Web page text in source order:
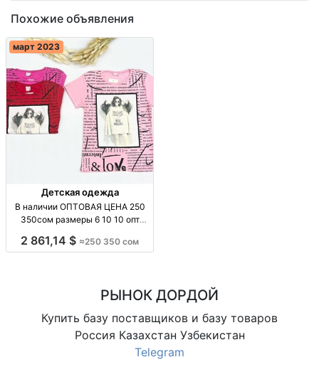
Похожие объявления
март 2023
Детская одежда
В наличии ОПТОВАЯ ЦЕНА 250
350сом размеры 6 10 10 опт
2 861,14 $ ≈250 350 сом
РЫНОК ДОРДОЙ
Купить базу поставщиков и базу товаров
Россия Казахстан Узбекистан
Telegram